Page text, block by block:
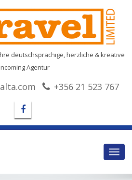
deutschsprachige, herzliche & kreative
Agentur
+356 21 523 767